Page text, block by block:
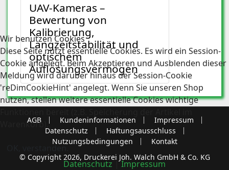
UAV-Kameras –
Bewertung von
Kalibrierung,
Langzeitstabilität und
optischem
Auflösungsvermögen
AGB Kundeninformationen
Impressum
Datenschutz
Haftungsausschluss
Nutzungsbedingungen
Kontakt
© Copyright 2026, Druckerei Joh. Walch GmbH & Co. KG
Wir benutzen Cookies
Diese Seite nutzt essentielle Cookies. Es wird ein Session-
Cookie angelegt. Beim Akzeptieren und Ausblenden dieser
Meldung wird darüber hinaus der Session-Cookie
'reDimCookieHint' angelegt. Wenn Sie unseren Shop
nutzen, stellen weitere essentielle Cookies wichtige
Warenkorb).
Datenschutz |Impressum